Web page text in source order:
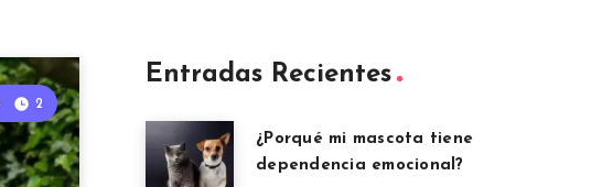
2
Entradas Recientes
¿Porqué mi mascota tiene
dependencia emocional?